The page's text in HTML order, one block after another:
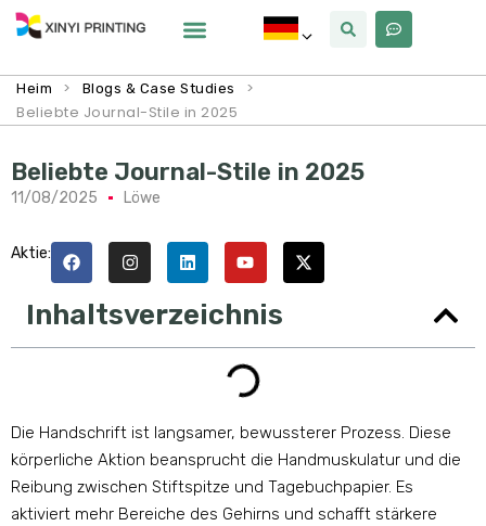
Heim > Blogs & Case Studies
>
Beliebte Journal-Stile in 2025
Beliebte Journal-Stile in 2025
11/08/2025 Löwe
Aktie:
Inhaltsverzeichnis
Die Handschrift ist langsamer, bewussterer Prozess. Diese
körperliche Aktion beansprucht die Handmuskulatur und die
Reibung zwischen Stiftspitze und Tagebuchpapier. Es
aktiviert mehr Bereiche des Gehirns und schafft stärkere